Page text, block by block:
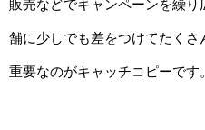
販売などでキャンペーンを繰
舗に少しでも差をつけてたく
重要なのがキャッチコピーです。